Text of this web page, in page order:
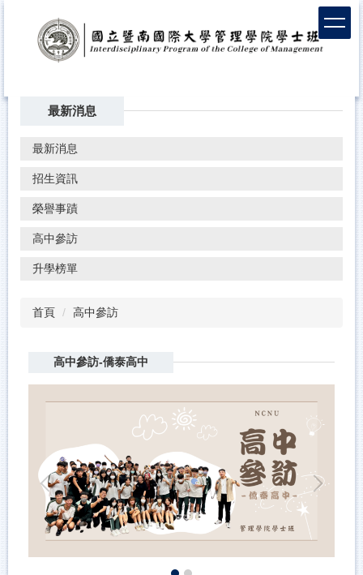
最新消息
最新消息
招生資訊
榮譽事蹟
高中參訪
升學榜單
首頁 高中參訪
高中參訪-僑泰高中